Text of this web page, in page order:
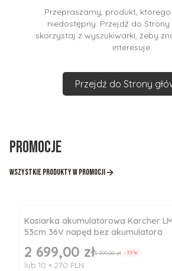
Przepraszamy, produkt,
niedostępny. Przejdź do Strony
skorzystaj z wyszukiwarki, żeby
interesuje.
Przejdź do Strony
Promocje
Wszystkie produkty w promocji
Kosiarka akumulatorowa Karcher
53cm 36V napęd bez akumulatora
Cena promocyjna
2 699,00 zł3 999,00 zł -33%
lub 10 × 270 PLN